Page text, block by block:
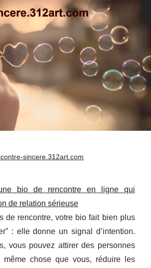
sincere.312art.com
bio de rencontre en ligne qui
de relation sérieuse
de rencontre, votre bio fait bien plus
: elle donne un signal d’intention.
vous pouvez attirer des personnes
même chose que vous, réduire les